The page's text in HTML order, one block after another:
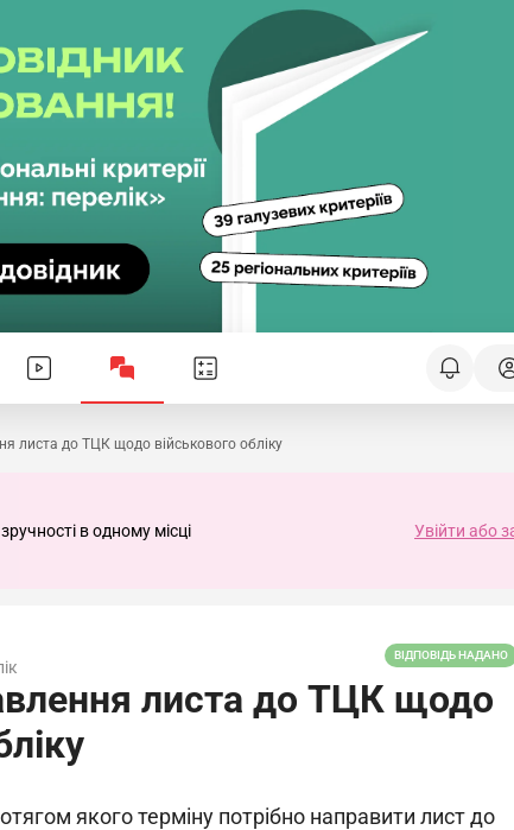
листа до ТЦК щодо військового обліку
в одному місці Увійти або
ВІДПОВІДЬ НАДАНО
листа до ТЦК щодо
якого терміну потрібно направити лист до